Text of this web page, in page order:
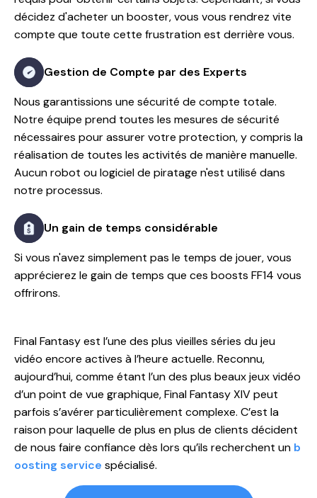
décidez d'acheter un booster, vous vous rendrez vite
compte que toute cette frustration est derrière vous.
Gestion de Compte par des Experts
Nous garantissions une sécurité de compte totale.
Notre équipe prend toutes les mesures de sécurité
nécessaires pour assurer votre protection, y compris la
réalisation de toutes les activités de manière manuelle.
Aucun robot ou logiciel de piratage n'est utilisé dans
notre processus.
Un gain de temps considérable
Si vous n'avez simplement pas le temps de jouer, vous
apprécierez le gain de temps que ces boosts FF14 vous
offrirons.
Final Fantasy est l’une des plus vieilles séries du jeu
vidéo encore actives à l’heure actuelle. Reconnu,
aujourd’hui, comme étant l’un des plus beaux jeux vidéo
d’un point de vue graphique, Final Fantasy XIV peut
parfois s’avérer particulièrement complexe. C’est la
raison pour laquelle de plus en plus de clients décident
de nous faire confiance dès lors qu’ils recherchent un b
oosting service spécialisé.